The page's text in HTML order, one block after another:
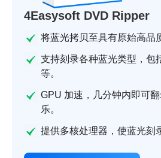
4Easysoft DVD Ripper
将蓝光拷贝至具有原始高品
支持刻录各种蓝光类型，包
等。
GPU 加速，几分钟内即可
乐。
提供多核处理器，使蓝光刻